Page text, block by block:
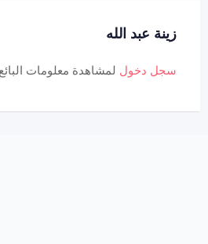
زينة عبد الله
سجل دخول لمشاهدة معلومات البائع